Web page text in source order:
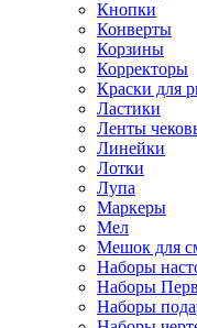
Кнопки
Конверты
Корзины
Корректоры
Краски для
Ластики
Ленты
Линейки
Лотки
Лупа
Маркеры
Мел
Мешок для
Наборы
Наборы
Наборы